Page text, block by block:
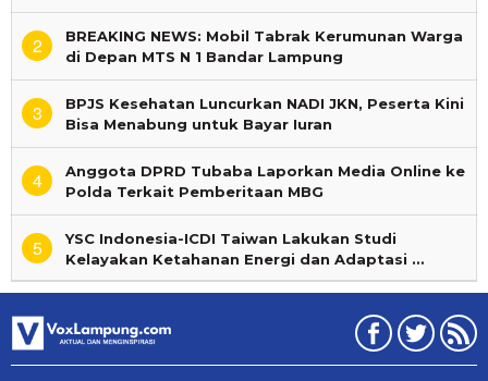
2
BREAKING NEWS: Mobil Tabrak Kerumunan Warga
di Depan MTS N 1 Bandar Lampung
3
BPJS Kesehatan Luncurkan NADI JKN, Peserta Kini
Bisa Menabung untuk Bayar Iuran
4
Anggota DPRD Tubaba Laporkan Media Online ke
Polda Terkait Pemberitaan MBG
5
YSC Indonesia-ICDI Taiwan Lakukan Studi
Kelayakan Ketahanan Energi dan Adaptasi …